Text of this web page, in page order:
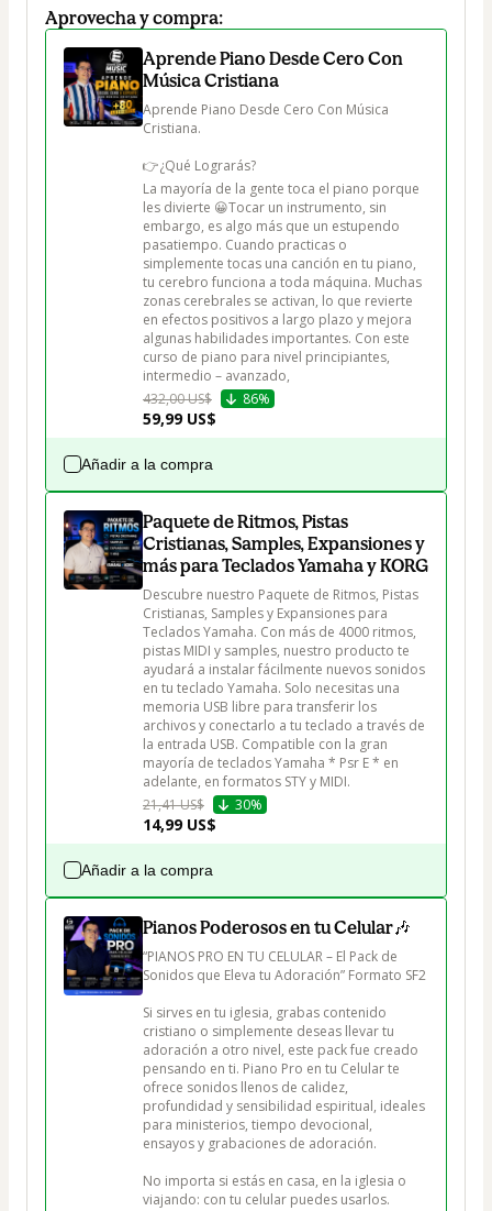
Aprovecha y compra:
Aprende Piano Desde Cero Con
Música Cristiana
Aprende Piano Desde Cero Con Música
Cristiana.
👉¿Qué Lograrás?
La mayoría de la gente toca el piano porque
les divierte 😀Tocar un instrumento, sin
embargo, es algo más que un estupendo
pasatiempo. Cuando practicas o
simplemente tocas una canción en tu piano,
tu cerebro funciona a toda máquina. Muchas
zonas cerebrales se activan, lo que revierte
en efectos positivos a largo plazo y mejora
algunas habilidades importantes. Con este
curso de piano para nivel principiantes,
intermedio – avanzado,
432,00 US$
86%
59,99 US$
Añadir a la compra
Paquete de Ritmos, Pistas
Cristianas, Samples, Expansiones y
más para Teclados Yamaha y KORG
Descubre nuestro Paquete de Ritmos, Pistas
Cristianas, Samples y Expansiones para
Teclados Yamaha. Con más de 4000 ritmos,
pistas MIDI y samples, nuestro producto te
ayudará a instalar fácilmente nuevos sonidos
en tu teclado Yamaha. Solo necesitas una
memoria USB libre para transferir los
archivos y conectarlo a tu teclado a través de
la entrada USB. Compatible con la gran
mayoría de teclados Yamaha * Psr E * en
adelante, en formatos STY y MIDI.
21,41 US$
30%
14,99 US$
Añadir a la compra
Pianos Poderosos en tu Celular🎶
“PIANOS PRO EN TU CELULAR – El Pack de
Sonidos que Eleva tu Adoración” Formato SF2
Si sirves en tu iglesia, grabas contenido
cristiano o simplemente deseas llevar tu
adoración a otro nivel, este pack fue creado
pensando en ti. Piano Pro en tu Celular te
ofrece sonidos llenos de calidez,
profundidad y sensibilidad espiritual, ideales
para ministerios, tiempo devocional,
ensayos y grabaciones de adoración.
No importa si estás en casa, en la iglesia o
viajando: con tu celular puedes usarlos.